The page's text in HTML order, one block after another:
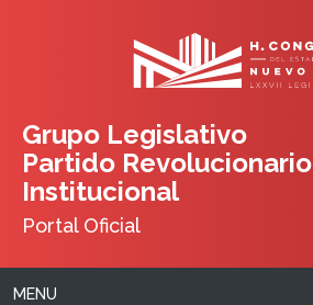
Grupo Legislativo
Partido Revolucionario
Institucional
Portal Oficial
MENU